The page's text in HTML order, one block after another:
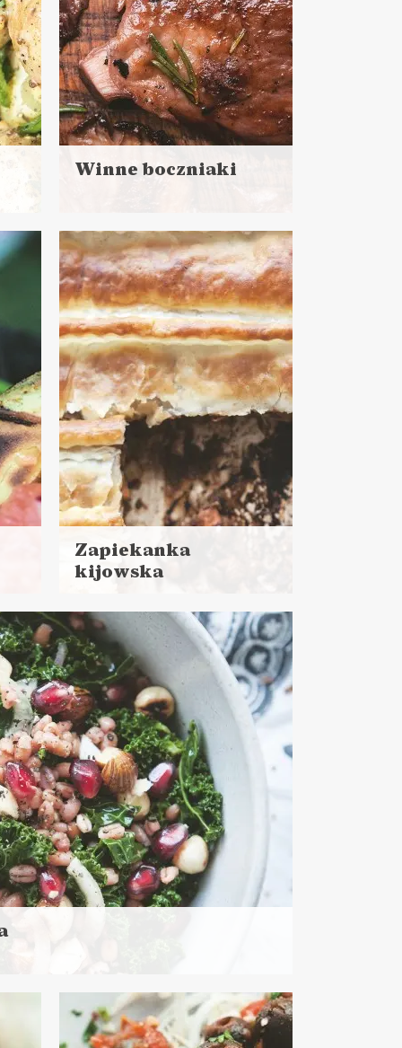
Winne boczniaki
więcej
Czas przygotowania:
do 30 minut
DANIA GŁÓWNE
PRZYSTAWKI
NIEDZIELNE GOTOWANIE ?
WALENTYNKI ?
Zapiekanka
kijowska
więcej
Czas przygotowania: 60 minut
+ 20 minut pieczenia
DANIA GŁÓWNE
NIEDZIELNE GOTOWANIE ?
WIELKANOC ?